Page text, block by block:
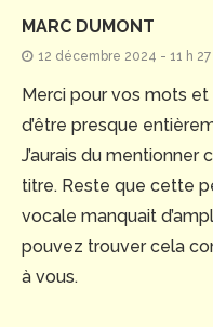
MARC DUMONT
12 décembre 2024 - 11 h 27
Merci pour vos mots
d’être presque
J’aurais du
titre. Reste que cette
vocale manquait
pouvez trouver cela
à vous.